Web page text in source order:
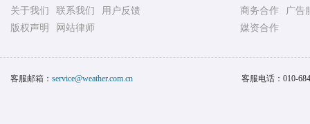
关于我们 联系我们
用户反馈
版权声明
网站律师
商务合作
广告
媒资合作
客服邮箱： service@weather.com.cn 客服电话： 010-